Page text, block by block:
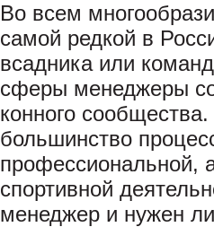
Во всем
самой редкой в
всадника или
сферы менеджеры
конного
большинство
профессиональной,
спортивной
менеджер и нужен